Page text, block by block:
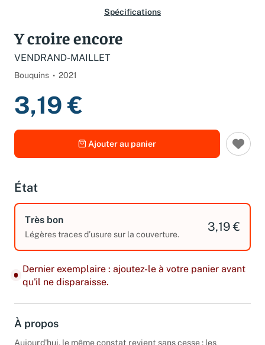
Y croire encore
3,19 €
Ajouter au panier
État
3,19 €
Dernier exemplaire : ajoutez-le à votre panier avant
qu'il ne disparaisse.
À propos